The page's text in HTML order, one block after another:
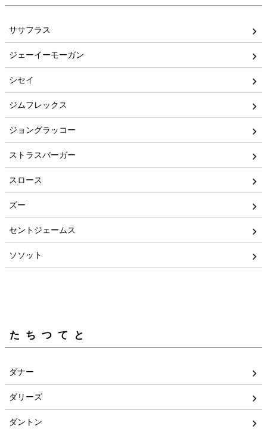
ササフラス
ジェーイーモーガン
シセイ
ジムフレックス
ジョングラッコー
ストラスバーガー
スロース
ズー
セントジェームス
ソソット
たちつてと
ダナー
ダリーズ
ダントン